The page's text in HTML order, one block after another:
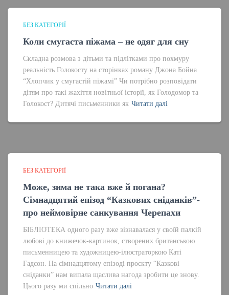
БЕЗ КАТЕГОРІЇ
Коли смугаста піжама – не одяг для сну
Складна розмова з дітьми та підлітками про похмуру
реальність Голокосту на сторінках роману Джона Бойна
“Хлопчик у смугастій піжамі” Чи потрібно розповідати
дітям про такі жахіття новітньої історії, як Голодомор та
Голокост? Дитячі письменники як Читати далі
БЕЗ КАТЕГОРІЇ
Може, зима не така вже й погана?
Сімнадцятий епізод “Казкових сніданків”-
про неймовірне санкування Черепахи
БІБЛІОТЕКА одного разу вже зізнавалася у своїй палкій
любові до книжечок-картинок, створених британською
письменницею та художницею-ілюстраторкою Каті
Гадсон. На сімнадцятому епізоді проєкту “Казкові
сніданки” нам випала щаслива нагода зробити це знову.
Цього разу ми спільно Читати далі